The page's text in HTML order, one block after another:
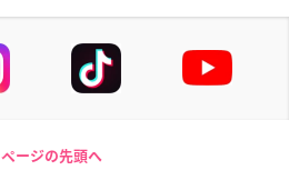
ページの先頭へ